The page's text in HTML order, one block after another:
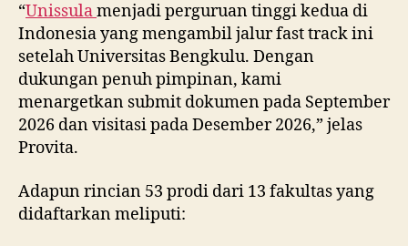
“Unissulamenjadi perguruan tinggi kedua di
Indonesia yang mengambil jalur fast track ini
setelah Universitas Bengkulu. Dengan
dukungan penuh pimpinan, kami
menargetkan submit dokumen pada September
2026 dan visitasi pada Desember 2026,” jelas
Provita.
Adapun rincian 53 prodi dari 13 fakultas yang
didaftarkan meliputi: